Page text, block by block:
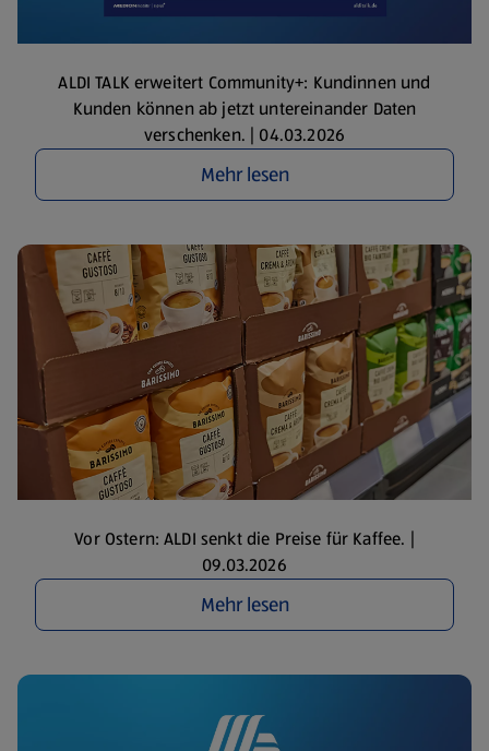
ALDI TALK erweitert Community+: Kundinnen und
Kunden können ab jetzt untereinander Daten
verschenken. | 04.03.2026
Mehr lesen
Vor Ostern: ALDI senkt die Preise für Kaffee. |
09.03.2026
Mehr lesen